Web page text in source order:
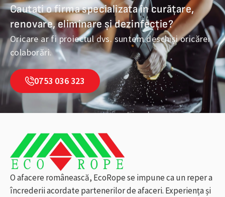
Cautati o firma specializata în curățare,
renovare, eliminare și dezinfecție?
Oricare ar fi proiectul dvs. suntem deschiși oricărei
colaborări.
0753 036 323
O afacere românească, EcoRope se impune ca un reper a
încrederii acordate partenerilor de afaceri. Experiența și